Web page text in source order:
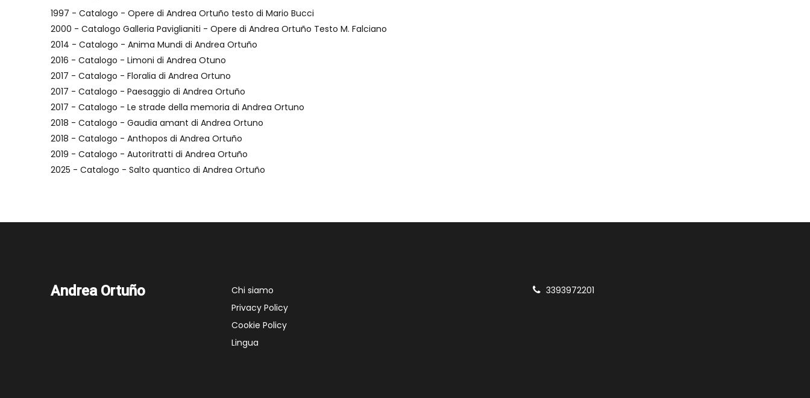
1997 - Catalogo - Opere di Andrea Ortuño testo di Mario Bucci
2000 - Catalogo Galleria Paviglianiti - Opere di Andrea Ortuño Testo M. Falciano
2014 - Catalogo - Anima Mundi di Andrea Ortuño
2016 - Catalogo - Limoni di Andrea Otuno
2017 - Catalogo - Floralia di Andrea Ortuno
2017 - Catalogo - Paesaggio di Andrea Ortuño
2017 - Catalogo - Le strade della memoria di Andrea Ortuno
2018 - Catalogo - Gaudia amant di Andrea Ortuno
2018 - Catalogo - Anthopos di Andrea Ortuño
2019 - Catalogo - Autoritratti di Andrea Ortuño
2025 - Catalogo - Salto quantico di Andrea Ortuño
Andrea Ortuño
Chi siamo
Privacy Policy
Cookie Policy
Lingua
3393972201